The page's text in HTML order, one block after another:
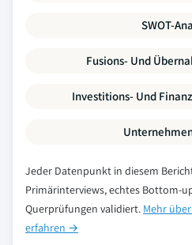
SWOT-
Fusions- Und
Investitions- Und
Jeder Datenpunkt in diesem
Primärinterviews, echtes Bottom-
Querprüfungen validiert. Mehr
erfahren →